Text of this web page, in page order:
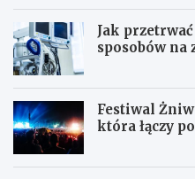
Jak
sposobów na
Festiwal
która łączy